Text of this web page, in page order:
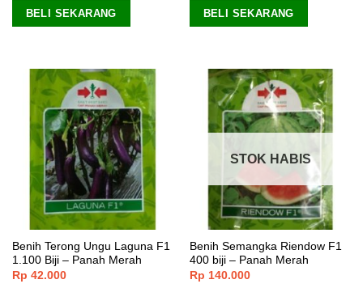
BELI SEKARANG BELI SEKARANG
Benih Terong Ungu Laguna F1
1.100 Biji – Panah Merah
Rp 42.000
STOK HABIS
Benih Semangka Riendow F1
400 biji – Panah Merah
Rp 140.000